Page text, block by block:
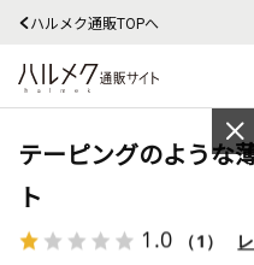
ハルメク通販TOPへ
テーピングのような
ト
1.0 （1）